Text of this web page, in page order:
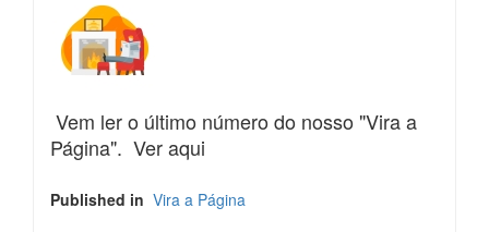
Vem ler o último número do nosso "Vira a
Página". Ver aqui
Published in Vira a Página